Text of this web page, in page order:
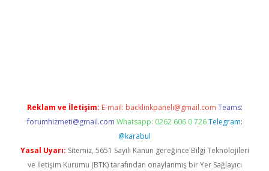
Reklam ve İletişim: E-mail: backlinkpaneli@gmail.com Teams:
forumhizmeti@gmail.com Whatsapp: 0262 606 0 726 Telegram:
@karabul
Yasal Uyarı: Sitemiz, 5651 Sayılı Kanun gereğince Bilgi Teknolojileri
ve İletişim Kurumu (BTK) tarafından onaylanmış bir Yer Sağlayıcı